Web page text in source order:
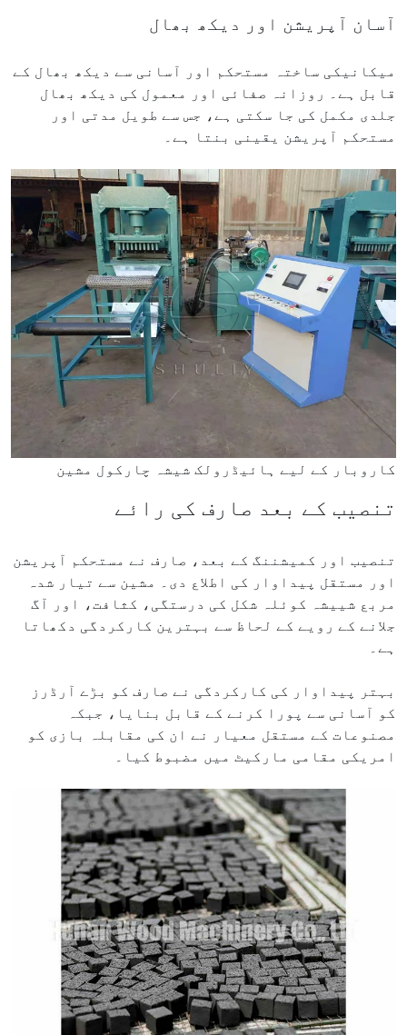
آسان آپریشن اور دیکھ بھال
میکانیکی ساختہ مستحکم اور آسانی سے دیکھ بھال کے
قابل ہے۔ روزانہ صفائی اور معمول کی دیکھ بھال
جلدی مکمل کی جا سکتی ہے، جس سے طویل مدتی اور
مستحکم آپریشن یقینی بنتا ہے۔
کاروبار کے لیے ہائیڈرولک شیشہ چارکول مشین
تنصیب کے بعد صارف کی رائے
تنصیب اور کمیشننگ کے بعد، صارف نے مستحکم آپریشن
اور مستقل پیداوار کی اطلاع دی۔ مشین سے تیار شدہ
مربع شییشہ کوئلہ شکل کی درستگی، کثافت، اور آگ
جلانے کے رویے کے لحاظ سے بہترین کارکردگی دکھاتا
ہے۔
بہتر پیداوار کی کارکردگی نے صارف کو بڑے آرڈرز
کو آسانی سے پورا کرنے کے قابل بنایا، جبکہ
مصنوعات کے مستقل معیار نے ان کی مقابلہ بازی کو
امریکی مقامی مارکیٹ میں مضبوط کیا۔